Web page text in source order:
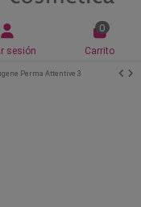
sesión
0
Carrito
Perma Attentive 3